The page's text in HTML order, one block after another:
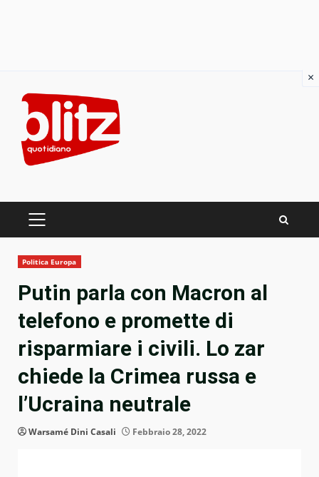
content
PRIMARY
Politica Europa
Putin parla con Macron al
telefono e promette di
risparmiare i civili. Lo zar
chiede la Crimea russa e
l’Ucraina neutrale
Warsamé Dini Casali Febbraio 28, 2022
×